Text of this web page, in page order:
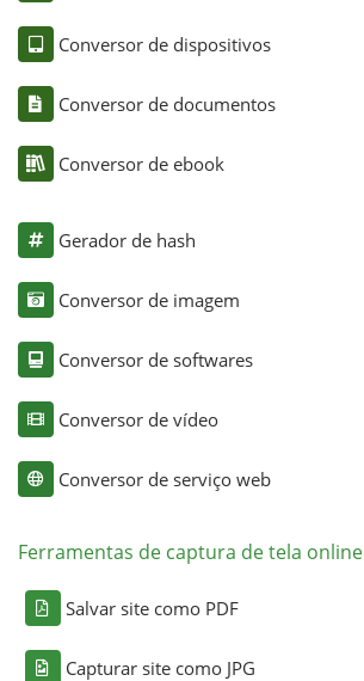
Conversor de dispositivos
Conversor de documentos
Conversor de ebook
Gerador de hash
Conversor de imagem
Conversor de softwares
Conversor de vídeo
Conversor de serviço web
Ferramentas de captura de tela online
Salvar site como PDF
Capturar site como JPG